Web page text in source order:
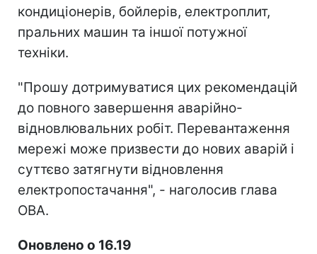
кондиціонерів, бойлерів, електроплит,
пральних машин та іншої потужної
техніки.
"Прошу дотримуватися цих рекомендацій
до повного завершення аварійно-
відновлювальних робіт. Перевантаження
мережі може призвести до нових аварій і
суттєво затягнути відновлення
електропостачання", - наголосив глава
ОВА.
Оновлено о 16.19